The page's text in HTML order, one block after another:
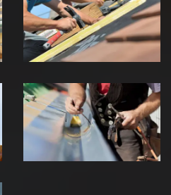
toiture 39
Jura
Travaux de
zinguerie 39
Jura